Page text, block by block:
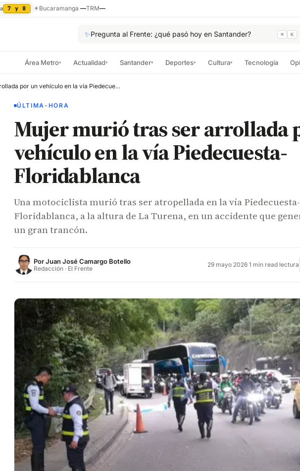
7 y 8 ☀Bucaramanga —TRM—
✨Pregunta al Frente: ¿qué pasó hoy en Santander? ⌘ K
Área Metro▾ Actualidad▾ Santander▾ Deportes▾ Cultura▾ Tecnología
Mujer murió tras ser arrollada por un vehículo en la vía Piedecuesta- Floridablanca
ÚLTIMA-HORA
Mujer murió tras ser arrollada
vehículo en la vía Piedecuesta-
Floridablanca
Una motociclista murió tras ser atropellada en la vía Piedecuesta-
Floridablanca, a la altura de La Turena, en un accidente que
un gran trancón.
PorJuan José Camargo Botello
Redacción · El Frente 29 mayo 2026·1 min read lectura